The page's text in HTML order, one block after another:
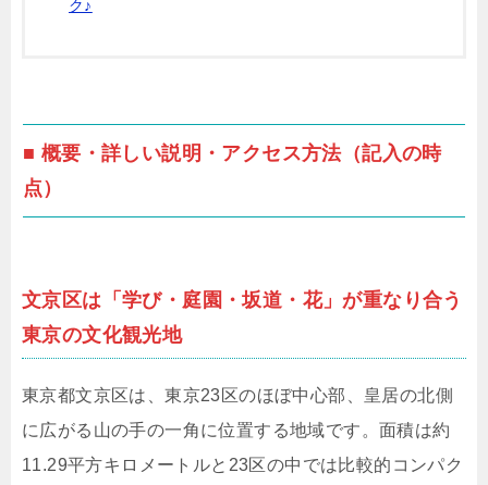
ク♪
■ 概要・詳しい説明・アクセス方法（記入の時
点）
文京区は「学び・庭園・坂道・花」が重なり合う
東京の文化観光地
東京都文京区は、東京23区のほぼ中心部、皇居の北側
に広がる山の手の一角に位置する地域です。面積は約
11.29平方キロメートルと23区の中では比較的コンパク